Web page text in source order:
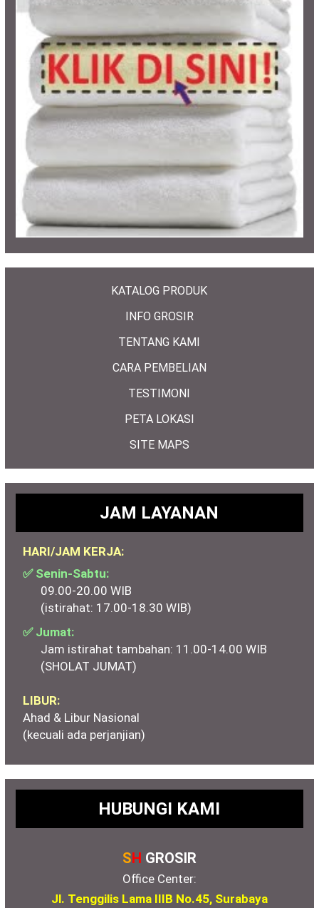
KATALOG PRODUK
INFO GROSIR
TENTANG KAMI
CARA PEMBELIAN
TESTIMONI
PETA LOKASI
SITE MAPS
JAM LAYANAN
HARI/JAM KERJA:
✅ Senin-Sabtu:
09.00-20.00 WIB
(istirahat: 17.00-18.30 WIB)
✅ Jumat:
Jam istirahat tambahan: 11.00-14.00 WIB
(SHOLAT JUMAT)
LIBUR:
Ahad & Libur Nasional
(kecuali ada perjanjian)
HUBUNGI KAMI
SH GROSIR
Office Center:
Jl. Tenggilis Lama IIIB No.45, Surabaya